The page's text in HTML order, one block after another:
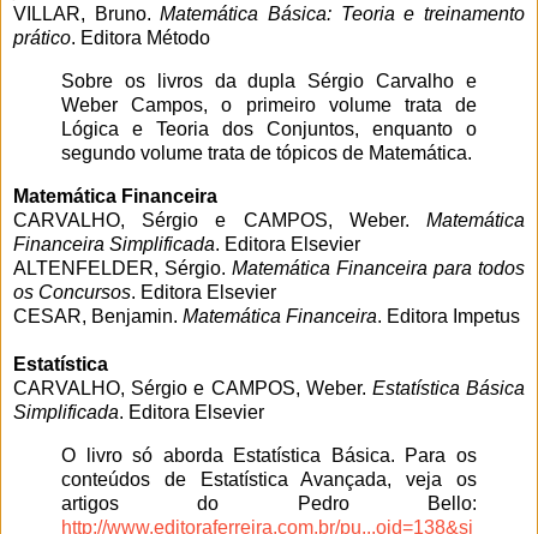
VILLAR, Bruno.Matemática Básica: Teoria e treinamento
prático. Editora Método
Sobre os livros da dupla Sérgio Carvalho e
Weber Campos, o primeiro volume trata de
Lógica e Teoria dos Conjuntos, enquanto o
segundo volume trata de tópicos de Matemática.
Matemática Financeira
CARVALHO, Sérgio e CAMPOS, Weber. Matemática
Financeira Simplificada. Editora Elsevier
ALTENFELDER, Sérgio. Matemática Financeira para todos
os Concursos. Editora Elsevier
CESAR, Benjamin. Matemática Financeira. Editora Impetus
Estatística
CARVALHO, Sérgio e CAMPOS, Weber. Estatística Básica
Simplificada. Editora Elsevier
O livro só aborda Estatística Básica. Para os
conteúdos de Estatística Avançada, veja os
artigos do Pedro Bello:
http://www.editoraferreira.com.br/pu...oid=138&si